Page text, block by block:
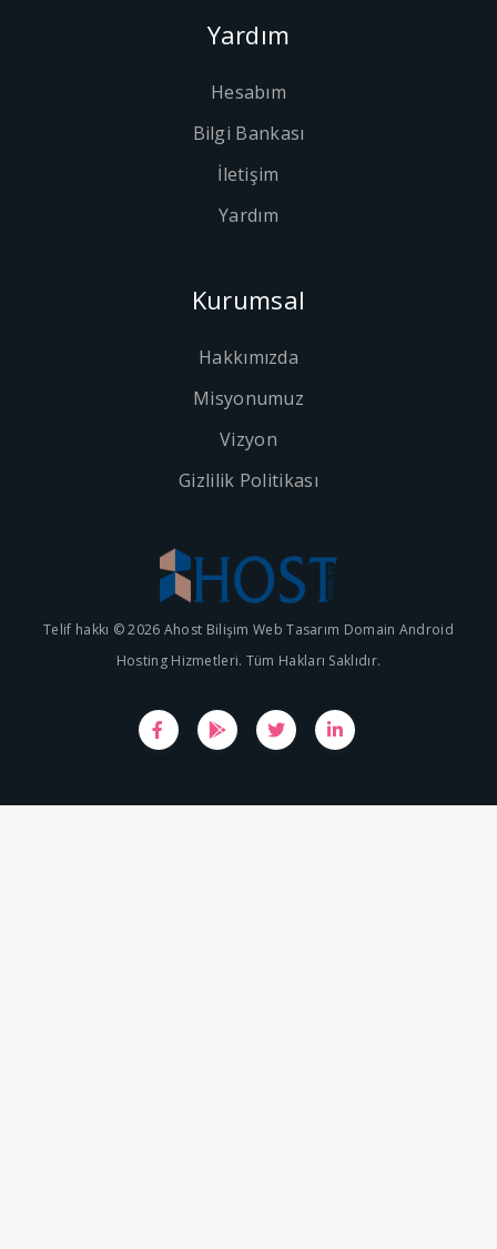
Yardım
Hesabım
Bilgi Bankası
İletişim
Yardım
Kurumsal
Hakkımızda
Misyonumuz
Vizyon
Gizlilik Politikası
Telif hakkı © 2026 Ahost Bilişim Web Tasarım Domain Android
Hosting Hizmetleri. Tüm Hakları Saklıdır.